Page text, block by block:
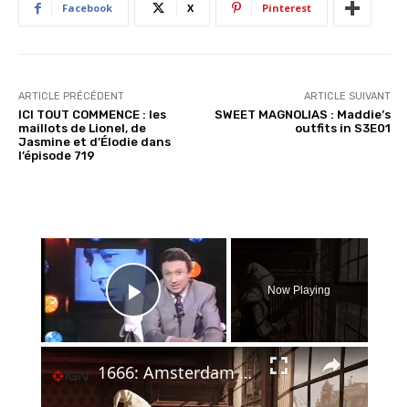
t
Facebook X Pinterest
ARTICLE PRÉCÉDENT
ICI TOUT COMMENCE : les
maillots de Lionel, de
Jasmine et d’Élodie dans
l’épisode 719
ARTICLE SUIVANT
SWEET MAGNOLIAS : Maddie’s
outfits in S3E01
Play Video
Now Playing
×
1666: Amsterdam - Official Devlog #2: The Art Video